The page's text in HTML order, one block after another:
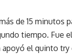
de 15 minutos
tiempo. Fue
el quinto try